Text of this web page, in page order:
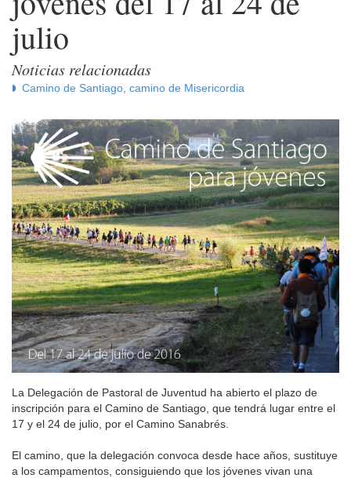
julio
Noticias relacionadas
Camino de Santiago, camino de Misericordia
La Delegación de Pastoral de Juventud ha abierto el plazo de
inscripción para el Camino de Santiago, que tendrá lugar entre el
17 y el 24 de julio, por el Camino Sanabrés.
El camino, que la delegación convoca desde hace años, sustituye
a los campamentos, consiguiendo que los jóvenes vivan una